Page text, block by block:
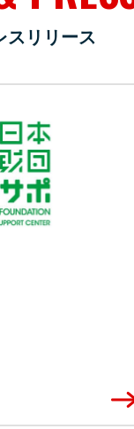
スリリース